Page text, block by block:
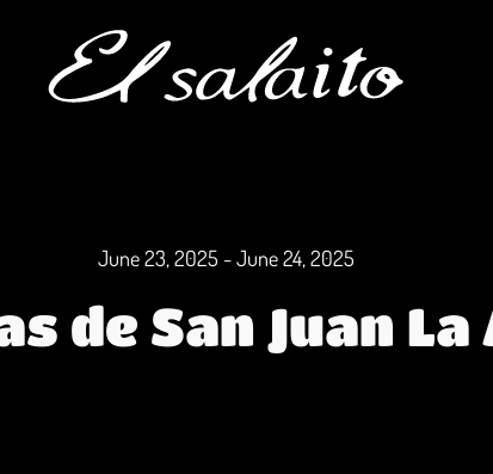
June 23, 2025 - June 24, 2025
de San Juan